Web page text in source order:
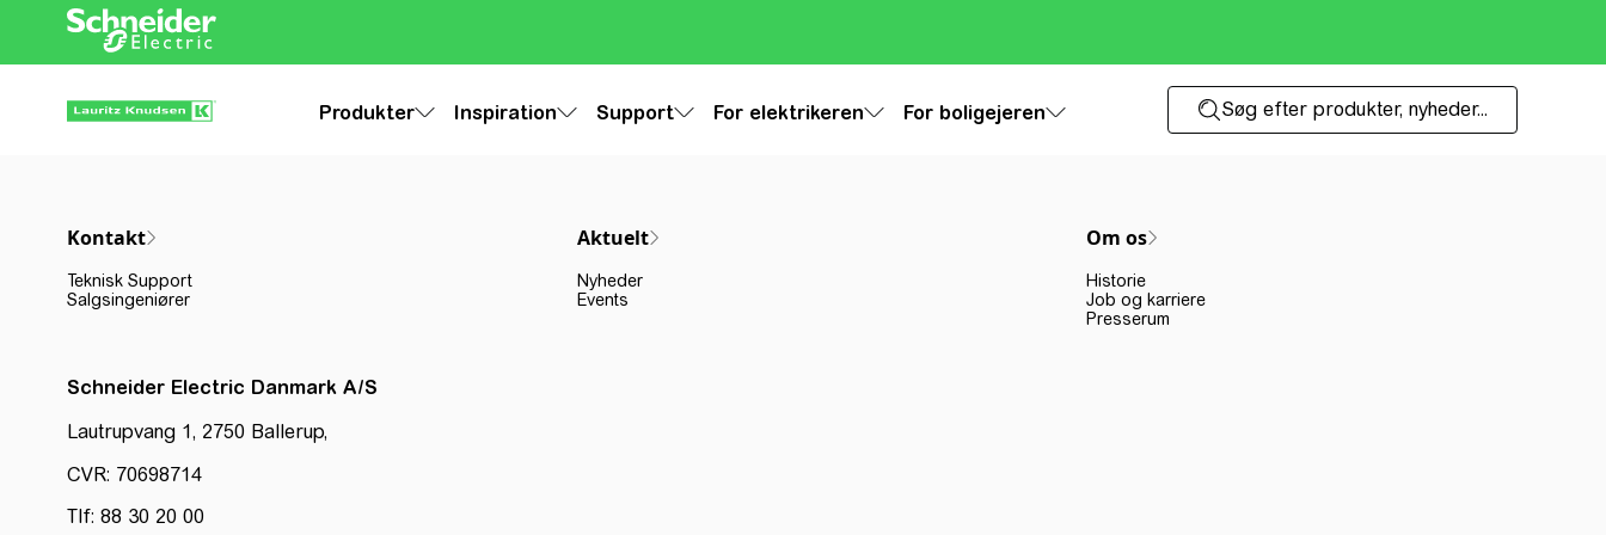
Produkter Inspiration Support For elektrikeren For boligejeren Søg efter produkter, nyheder...
Kontakt
Teknisk Support
Salgsingeniører
Aktuelt
Nyheder
Events
Om os
Historie
Job og karriere
Presserum
Schneider Electric Danmark A/S
Lautrupvang 1, 2750 Ballerup,
CVR: 70698714
Tlf: 88 30 20 00